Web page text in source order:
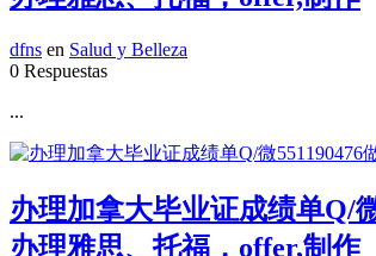
dfns en Salud y Belleza
0 Respuestas
...
办理加拿大毕业证成绩单Q/
办理雅思、托福，offer,制作